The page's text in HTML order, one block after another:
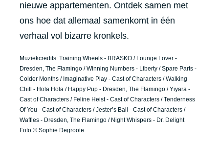
nieuwe appartementen. Ontdek samen met
ons hoe dat allemaal samenkomt in één
verhaal vol bizarre kronkels.
Muziekcredits: Training Wheels - BRASKO / Lounge Lover -
Dresden, The Flamingo / Winning Numbers - Liberty / Spare Parts -
Colder Months / Imaginative Play - Cast of Characters / Walking
Chill - Hola Hola / Happy Pup - Dresden, The Flamingo / Yiyara -
Cast of Characters / Feline Heist - Cast of Characters / Tenderness
Of You - Cast of Characters / Jester’s Ball - Cast of Characters /
Waffles - Dresden, The Flamingo / Night Whispers - Dr. Delight
Foto © Sophie Degroote